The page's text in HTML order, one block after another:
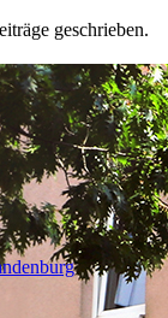
geschrieben.